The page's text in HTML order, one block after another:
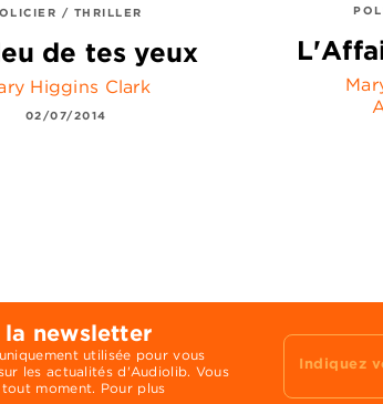
/ THRILLER
de tes yeux
Higgins Clark
02/07/2014
la newsletter
utilisée pour vous
les actualités d'Audiolib. Vous
moment. Pour plus
Indiquez